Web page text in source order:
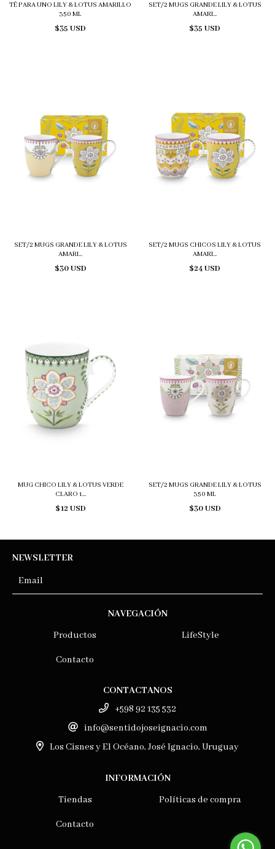
TÉ PARA UNO LILY & LOTUS AMARILLO
350 ML
$35 USD
SET/2 MUGS GRANDE LILY & LOTUS
AMARI...
$35 USD
SET/2 MUGS GRANDE LILY & LOTUS
AMARI...
$30 USD
SET/2 MUGS CHICOS LILY & LOTUS
AMARI...
$24 USD
MUG CHICO LILY & LOTUS VERDE
CLARO 1...
$12 USD
SET/2 MUGS GRANDE LILY & LOTUS
350 ML
$30 USD
NEWSLETTER
NAVEGACIÓN
Productos
LifeStyle
Contacto
CONTACTANOS
+598 92 135 532
info@sentidojoseignacio.com
Los Cisnes y El Océano, José Ignacio, Uruguay
INFORMACIÓN
Tiendas
Políticas de compra
Contacto